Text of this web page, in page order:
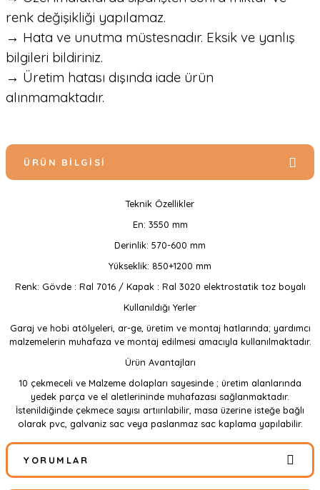
renk değişikliği yapılamaz.
→ Hata ve unutma müstesnadır. Eksik ve yanlış
bilgileri bildiriniz.
→ Üretim hatası dışında iade ürün
alınmamaktadır.
ÜRÜN BILGISI
Teknik Özellikler
En: 3550 mm
Derinlik: 570-600 mm
Yükseklik: 850+1200 mm
Renk: Gövde : Ral 7016 / Kapak : Ral 3020 elektrostatik toz boyalı
Kullanıldığı Yerler
Garaj ve hobi atölyeleri, ar-ge, üretim ve montaj hatlarında; yardımcı
malzemelerin muhafaza ve montaj edilmesi amacıyla kullanılmaktadır.
Ürün Avantajları
10 çekmeceli ve Malzeme dolapları sayesinde ; üretim alanlarında
yedek parça ve el aletlerininde muhafazası sağlanmaktadır.
İstenildiğinde çekmece sayısı artıırılabilir, masa üzerine isteğe bağlı
olarak pvc, galvaniz sac veya paslanmaz sac kaplama yapılabilir.
YORUMLAR